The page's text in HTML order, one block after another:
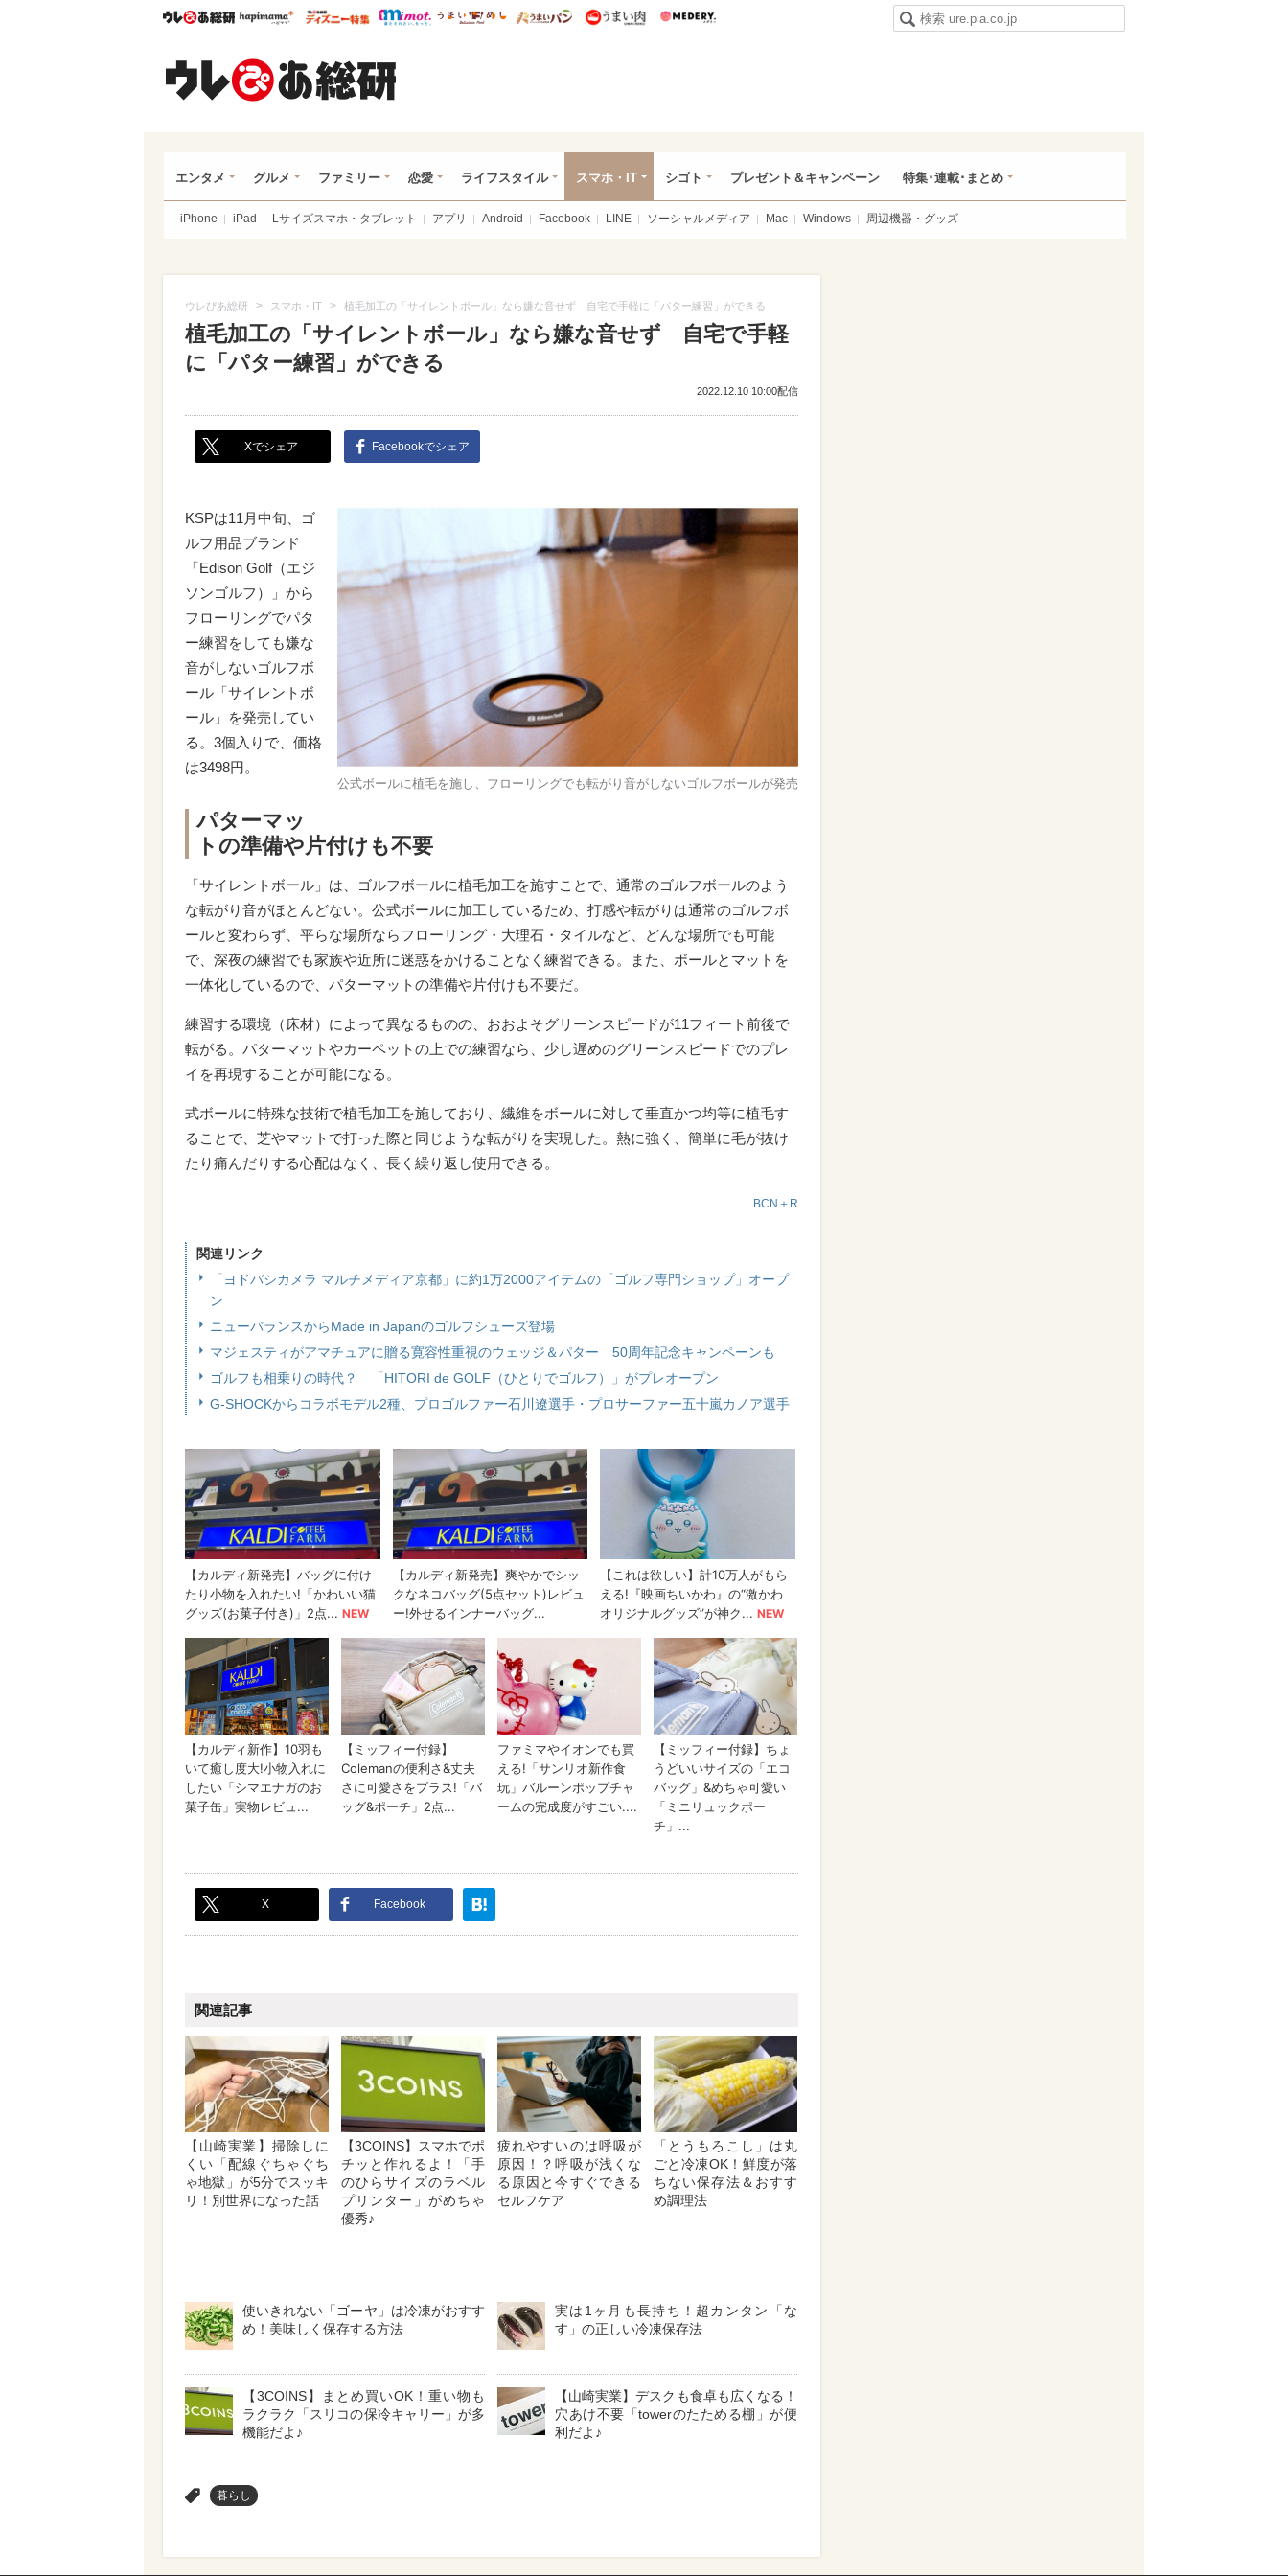
ウレぴあ総研ハピママ* ウレぴあ総研 ディズニー特集
mimot. うまいめし うまいパン うまい肉
エンタメ グルメ ファミリー 恋愛 ライフスタイル スマホ・IT シゴト プレゼント＆キャンペーン 特集･連載･まとめ
iPhone iPad Lサイズスマホ・タブレット アプリ Android Facebook LINE ソーシャルメディア Mac Windows 周辺機器・グッズ
ウレぴあ総研 > スマホ・IT > 植毛加工の「サイレントボール」なら嫌な音せず 自宅で手軽に「パター練習」ができる
植毛加工の「サイレントボール」なら嫌な音せず 自宅で手軽
に「パター練習」ができる
2022.12.10 10:00配信
Xでシェア Facebookでシェア
公式ボールに植毛を施し、フローリングでも転がり音がしないゴルフボールが発売
KSPは11月中旬、ゴ
ルフ用品ブランド
「Edison Golf（エジ
ソンゴルフ）」から
フローリングでパタ
ー練習をしても嫌な
音がしないゴルフボ
ール「サイレントボ
ール」を発売してい
る。3個入りで、価格
は3498円。
パターマッ
トの準備や片付けも不要
「サイレントボール」は、ゴルフボールに植毛加工を施すことで、通常のゴルフボールのよう
な転がり音がほとんどない。公式ボールに加工しているため、打感や転がりは通常のゴルフボ
ールと変わらず、平らな場所ならフローリング・大理石・タイルなど、どんな場所でも可能
で、深夜の練習でも家族や近所に迷惑をかけることなく練習できる。また、ボールとマットを
一体化しているので、パターマットの準備や片付けも不要だ。
練習する環境（床材）によって異なるものの、おおよそグリーンスピードが11フィート前後で
転がる。パターマットやカーペットの上での練習なら、少し遅めのグリーンスピードでのプレ
イを再現することが可能になる。
式ボールに特殊な技術で植毛加工を施しており、繊維をボールに対して垂直かつ均等に植毛す
ることで、芝やマットで打った際と同じような転がりを実現した。熱に強く、簡単に毛が抜け
たり痛んだりする心配はなく、長く繰り返し使用できる。
BCN＋R
関連リンク
「ヨドバシカメラ マルチメディア京都」に約1万2000アイテムの「ゴルフ専門ショップ」オープ
ン
ニューバランスからMade in Japanのゴルフシューズ登場
マジェスティがアマチュアに贈る寛容性重視のウェッジ＆パター 50周年記念キャンペーンも
ゴルフも相乗りの時代？ 「HITORI de GOLF（ひとりでゴルフ）」がプレオープン
G-SHOCKからコラボモデル2種、プロゴルファー石川遼選手・プロサーファー五十嵐カノア選手
X Facebook
関連記事
【山崎実業】掃除しに
くい「配線ぐちゃぐち
ゃ地獄」が5分でスッキ
リ！別世界になった話
【3COINS】スマホでポ
チッと作れるよ！「手
のひらサイズのラベル
プリンター」がめちゃ
優秀♪
疲れやすいのは呼吸が
原因！？呼吸が浅くな
る原因と今すぐできる
セルフケア
「とうもろこし」は丸
ごと冷凍OK！鮮度が落
ちない保存法＆おすす
め調理法
使いきれない「ゴーヤ」は冷凍がおすす
め！美味しく保存する方法
実は1ヶ月も長持ち！超カンタン「な
す」の正しい冷凍保存法
【3COINS】まとめ買いOK！重い物も
ラクラク「スリコの保冷キャリー」が多
機能だよ♪
【山崎実業】デスクも食卓も広くなる！
穴あけ不要「towerのたためる棚」が便
利だよ♪
暮らし